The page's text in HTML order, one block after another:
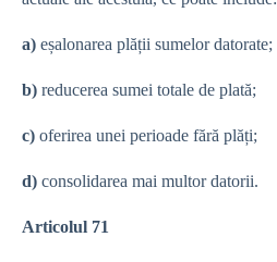
a) eșalonarea plății sumelor datorate;
b) reducerea sumei totale de plată;
c) oferirea unei perioade fără plăți;
d) consolidarea mai multor datorii.
Articolul 71